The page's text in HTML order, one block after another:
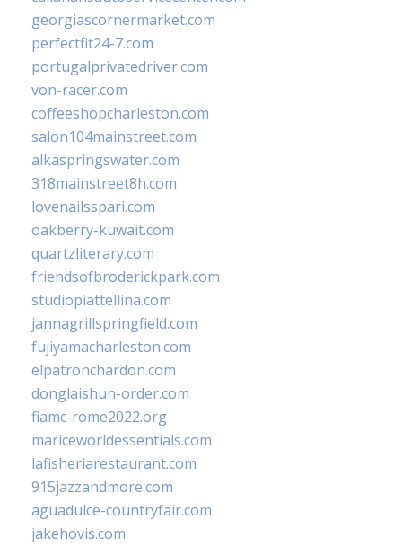
georgiascornermarket.com
perfectfit24-7.com
portugalprivatedriver.com
von-racer.com
coffeeshopcharleston.com
salon104mainstreet.com
alkaspringswater.com
318mainstreet8h.com
lovenailsspari.com
oakberry-kuwait.com
quartzliterary.com
friendsofbroderickpark.com
studiopiattellina.com
jannagrillspringfield.com
fujiyamacharleston.com
elpatronchardon.com
donglaishun-order.com
fiamc-rome2022.org
mariceworldessentials.com
lafisheriarestaurant.com
915jazzandmore.com
aguadulce-countryfair.com
jakehovis.com